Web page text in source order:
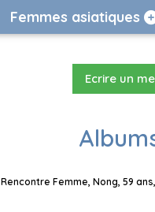
Femmes asiatiques
Ecrire un
Rencontre Femme, Nong, 59